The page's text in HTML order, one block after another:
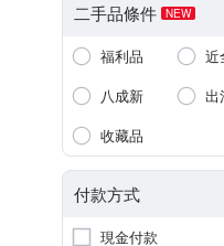
二手品條件 NEW
福利品
近
八成新
出
收藏品
付款方式
現金付款